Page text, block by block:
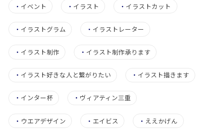
・ イベント ・ イラスト ・ イラストカット
・ イラストグラム ・ イラストレーター
・ イラスト制作 ・ イラスト制作承ります
・ イラスト好きな人と繋がりたい ・ イラスト描きます
・ インター杯 ・ ヴィアティン三重
・ ウエアデザイン ・ エイビス ・ ええかげん